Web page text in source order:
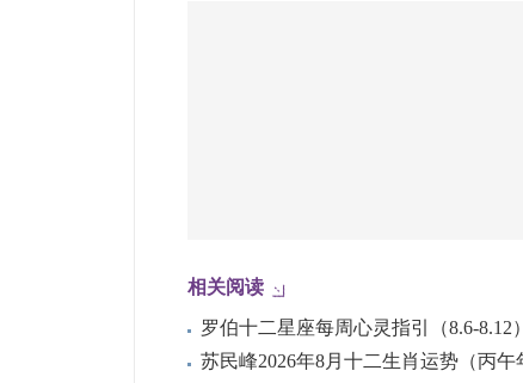
相关阅读
罗伯十二星座每周心灵指引（8.6-8.12）